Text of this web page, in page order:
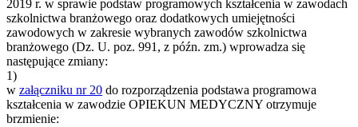
2019 r. w sprawie podstaw programowych kształcenia w zawodach
szkolnictwa branżowego oraz dodatkowych umiejętności
zawodowych w zakresie wybranych zawodów szkolnictwa
branżowego (Dz. U. poz. 991, z późn. zm.) wprowadza się
następujące zmiany:
1)
w załączniku nr 20 do rozporządzenia podstawa programowa
kształcenia w zawodzie OPIEKUN MEDYCZNY otrzymuje
brzmienie: